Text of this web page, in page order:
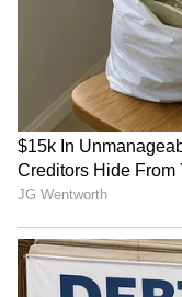
மேகதாட்டு
அரசின்
கடுமையாகத்
பிரேமலதா